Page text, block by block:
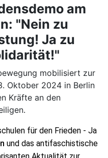
am
"Nein zu
Ja zu
mobilisiert zur
Oktober 2024 in Berlin
Kräfte an den
für den Frieden - Ja
und das antifaschistische